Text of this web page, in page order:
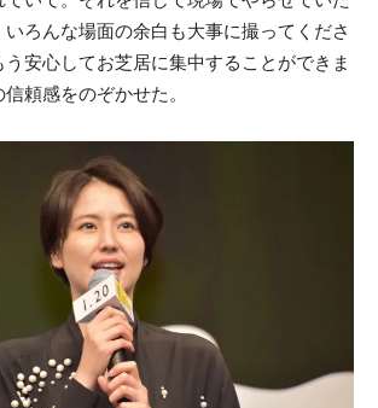
ろんな場面の余白も大事に撮ってくださ
う安心してお芝居に集中することができま
頼感をのぞかせた。